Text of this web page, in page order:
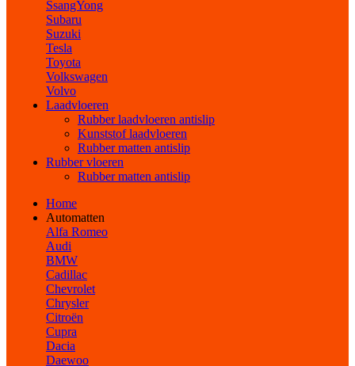
SsangYong
Subaru
Suzuki
Tesla
Toyota
Volkswagen
Volvo
Laadvloeren
Rubber laadvloeren antislip
Kunststof laadvloeren
Rubber matten antislip
Rubber vloeren
Rubber matten antislip
Home
Automatten
Alfa Romeo
Audi
BMW
Cadillac
Chevrolet
Chrysler
Citroën
Cupra
Dacia
Daewoo